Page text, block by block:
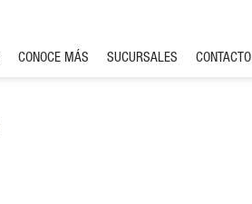
CONOCE MÁS SUCURSALES CONTACTO